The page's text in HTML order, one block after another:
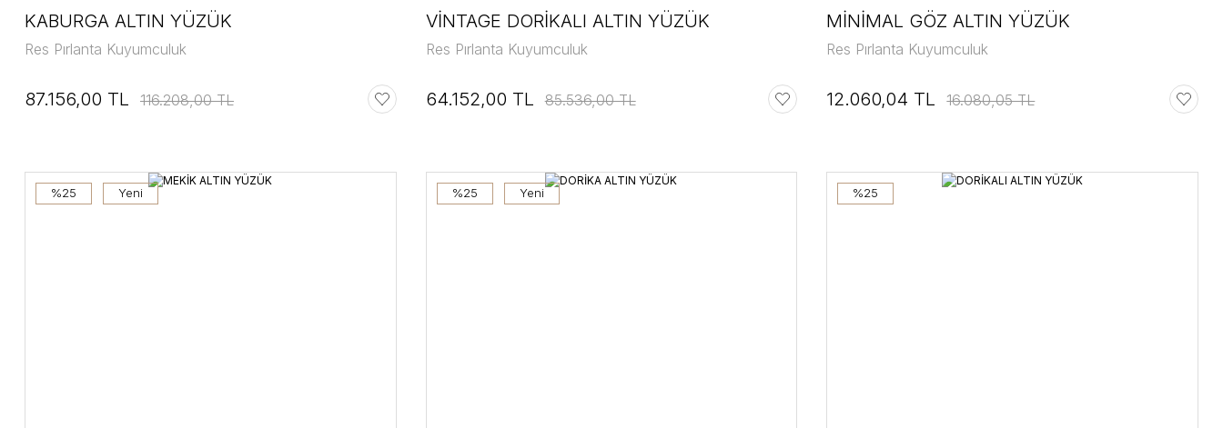
KABURGA ALTIN YÜZÜK
Res Pırlanta Kuyumculuk
87.156,00 TL 116.208,00 TL
VİNTAGE DORİKALI ALTIN YÜZÜK
Res Pırlanta Kuyumculuk
64.152,00 TL 85.536,00 TL
MİNİMAL GÖZ ALTIN YÜZÜK
Res Pırlanta Kuyumculuk
12.060,04 TL 16.080,05 TL
%25 Yeni %25 Yeni %25